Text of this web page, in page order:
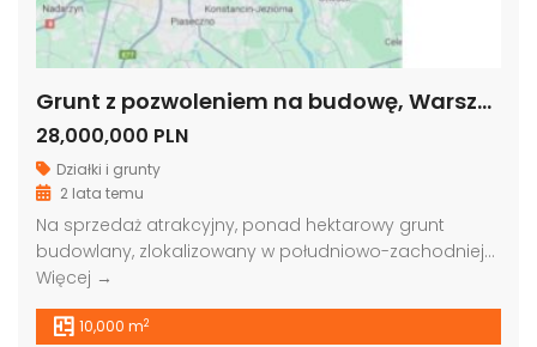
Grunt z pozwoleniem na budowę, Warszawa
28,000,000 PLN
Działki i grunty
2 lata temu
Na sprzedaż atrakcyjny, ponad hektarowy grunt
budowlany, zlokalizowany w południowo-zachodniej…
Więcej →
10,000 m2